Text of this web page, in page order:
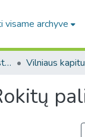
visame archyve
5.3. Institucijų rinkiniai / Institutional collections